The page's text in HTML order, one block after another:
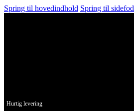
Spring til hovedindhold Spring til sidefod
Hurtig levering